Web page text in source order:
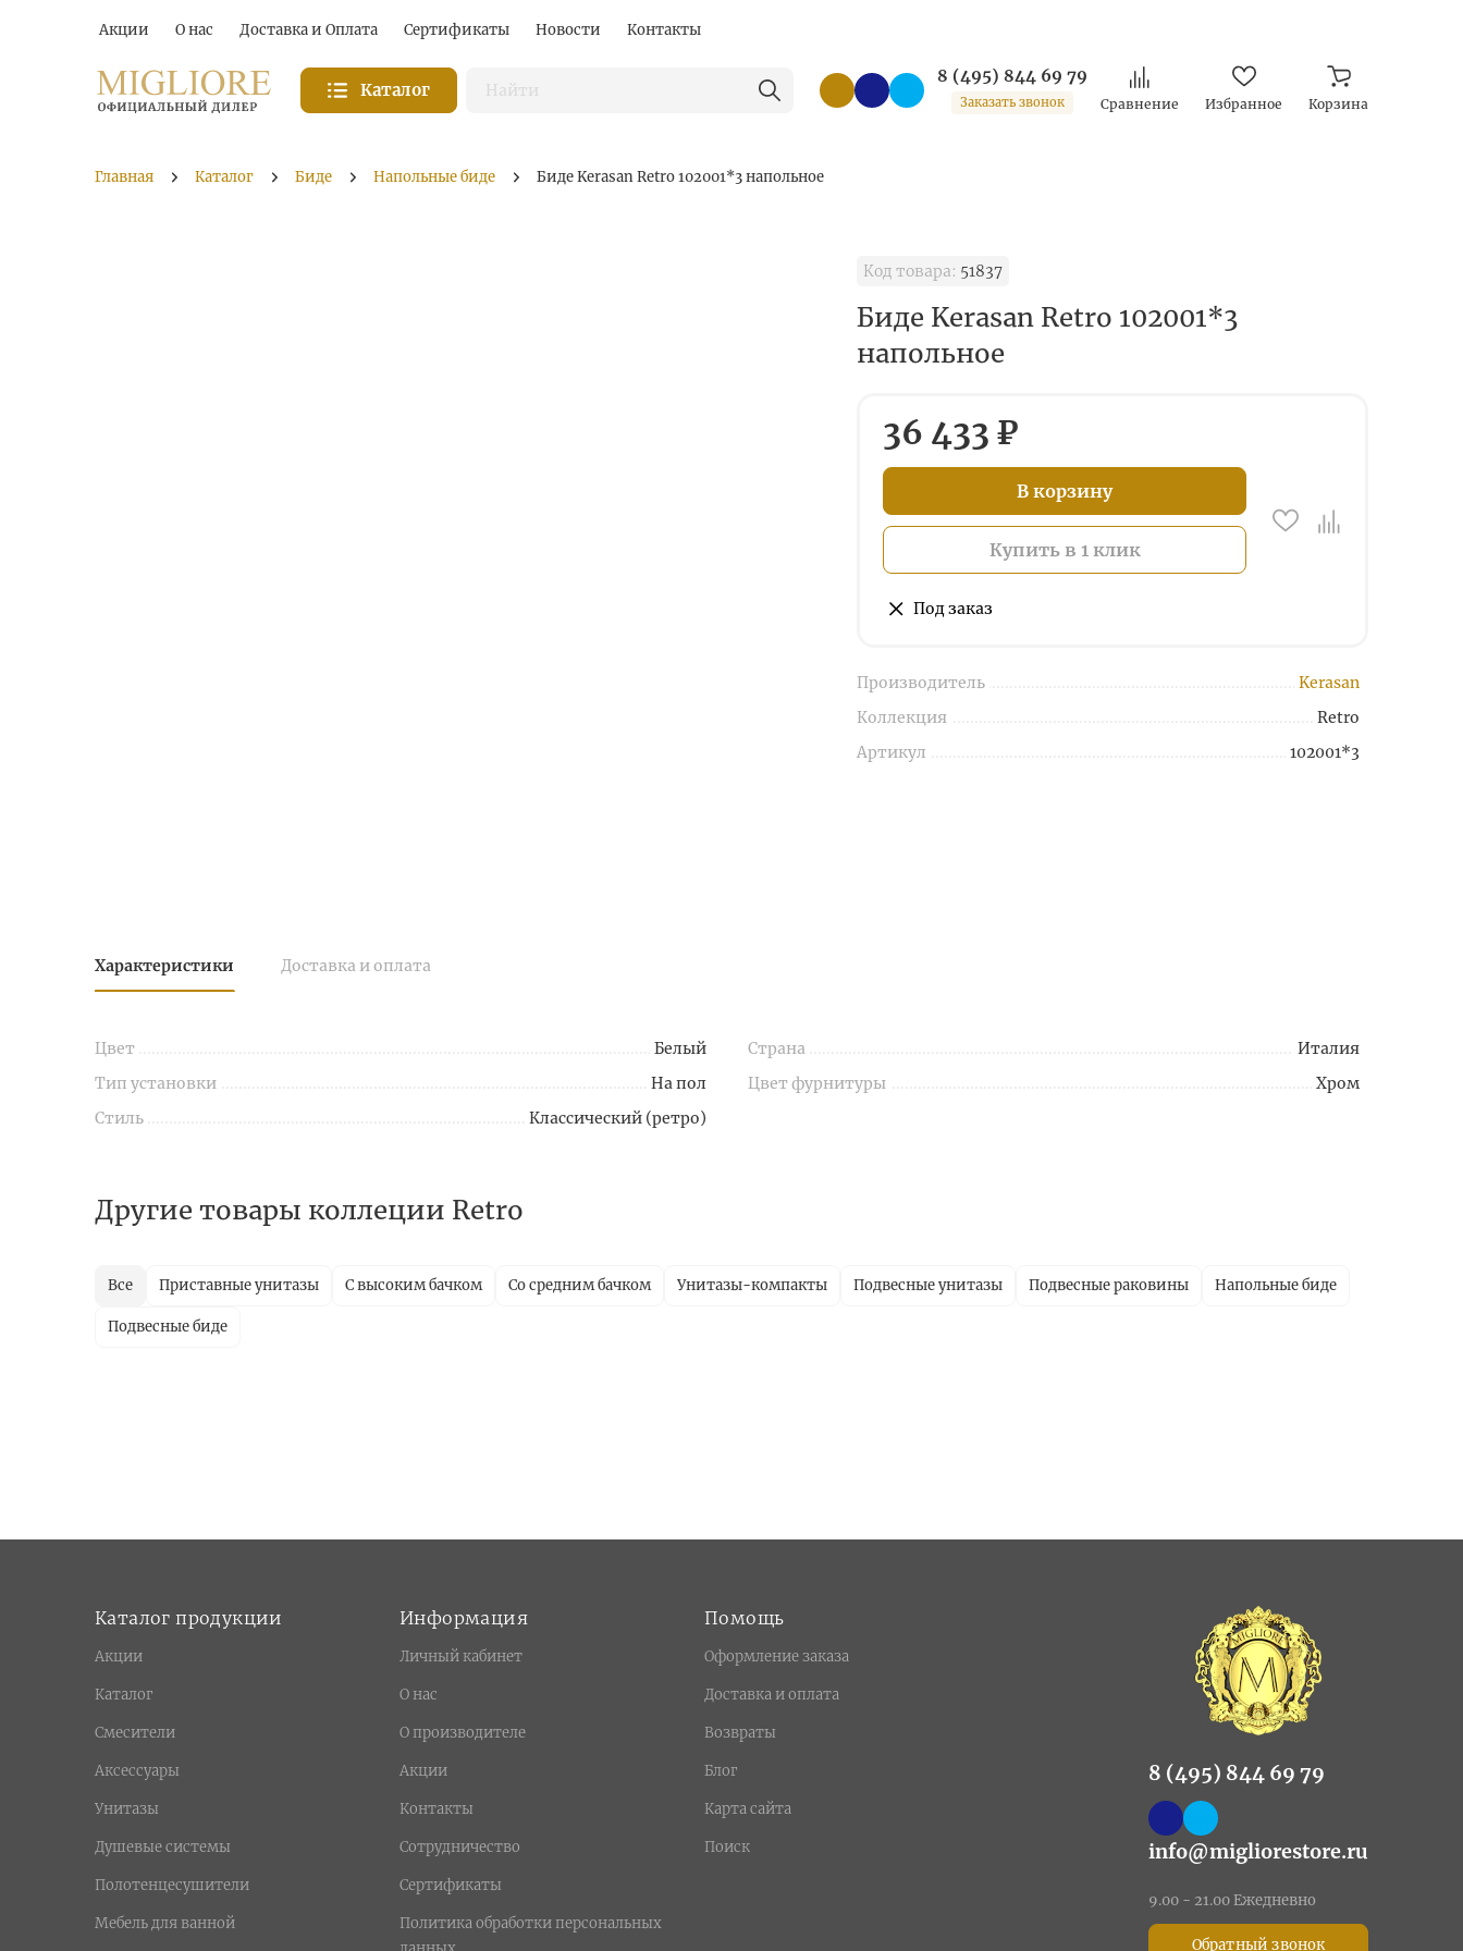
Акции О нас Доставка и Оплата Сертификаты Новости Контакты
Каталог
8 (495) 844 69 79
Заказать звонок Сравнение Избранное Корзина
Главная Каталог Биде Напольные биде Биде Kerasan Retro 102001*3 напольное
Код товара: 51837
Биде Kerasan Retro 102001*3
напольное
36 433 ₽
В корзину
Купить в 1 клик
Под заказ
Производитель
Kerasan
Коллекция
Retro
Артикул
102001*3
Характеристики Доставка и оплата
Цвет
Белый
Тип установки
На пол
Стиль
Классический (ретро)
Страна
Италия
Цвет фурнитуры
Хром
Другие товары коллеции Retro
Все Приставные унитазы С высоким бачком Со средним бачком Унитазы-компакты Подвесные унитазы Подвесные раковины Напольные биде
Подвесные биде
Каталог продукции
Акции
Каталог
Смесители
Аксессуары
Унитазы
Душевые системы
Полотенцесушители
Мебель для ванной
Информация
Личный кабинет
О нас
О производителе
Акции
Контакты
Сотрудничество
Сертификаты
Политика обработки персональных
Помощь
Оформление заказа
Доставка и оплата
Возвраты
Блог
Карта сайта
Поиск
8 (495) 844 69 79
info@migliorestore.ru
9.00 - 21.00 Ежедневно
Обратный звонок